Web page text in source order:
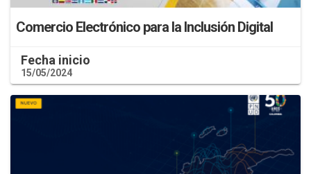
Comercio Electrónico para la Inclusión Digital
Fecha inicio
15/05/2024